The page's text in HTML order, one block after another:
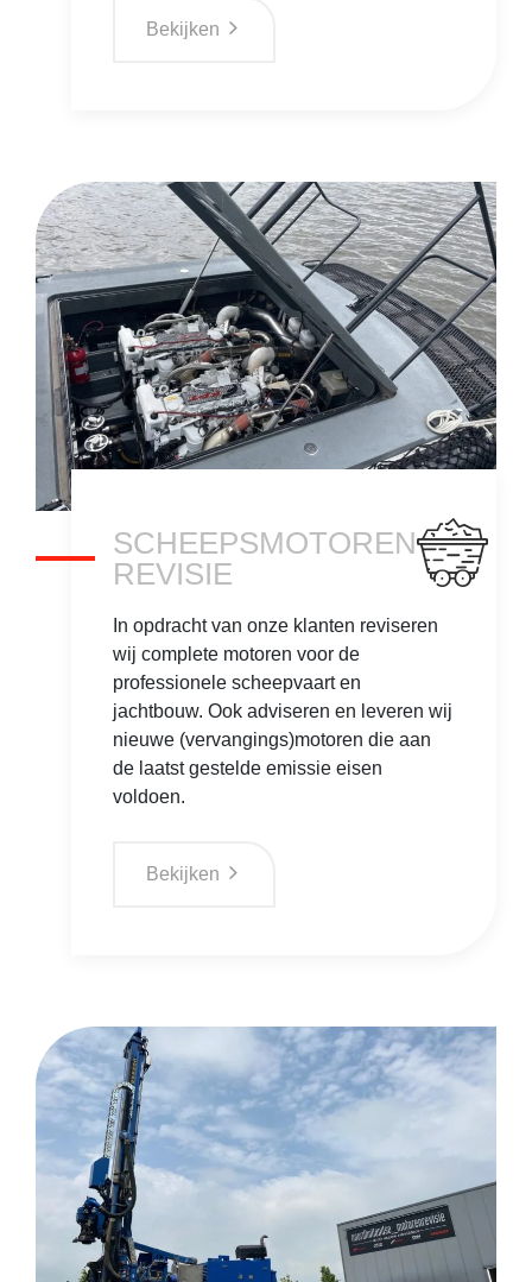
Bekijken
SCHEEPSMOTOREN
REVISIE
In opdracht van onze klanten reviseren
wij complete motoren voor de
professionele scheepvaart en
jachtbouw. Ook adviseren en leveren wij
nieuwe (vervangings)motoren die aan
de laatst gestelde emissie eisen
voldoen.
Bekijken